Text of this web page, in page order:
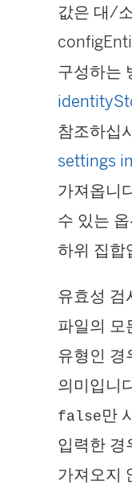
값은 대/
구성하는
참조하십
settings
가져옵니
수 있는
하위 집합
유효성 검
파일의 모
유형인 경
의미입니
false만
입력한 경
가져오지